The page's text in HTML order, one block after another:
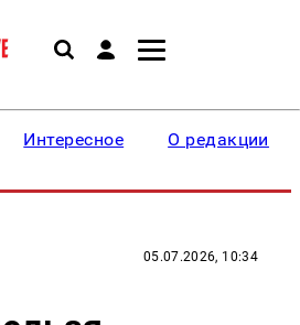
Интересное О редакции
05.07.2026, 10:34